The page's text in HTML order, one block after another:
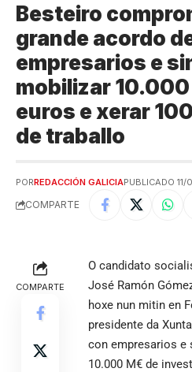
Besteiro
grande acordo
empresarios e
mobilizar
euros e xerar
de traballo
PORREDACCIÓN GALICIAPUBLICADO
COMPARTE
COMPARTE
O candidato
José Ramón
hoxe nun mitin en
presidente da
con empresarios e
10.000 M€ de